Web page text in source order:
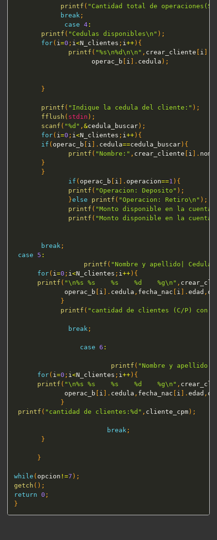
printf ( "Cantidad total de
break ;
case 4 :
printf ( "Cedulas disponibles\n" ) ;
for( i=0 ; i<N_clientes ; i++ ) {
printf ( "%s\n%d\n\n" , crear_cliente i
                    operac_b
i . cedula ) ;
}
printf ( "Indique la cedula del cliente:" ) ;
fflush ( stdin ) ;
scanf ( "%d" , &cedula_buscar ) ;
for( i=0 ; i<N_clientes ; i++ ) {
if ( operac_b i . cedula==cedula_buscar ) {
printf ( "Nombre:" , crear_cliente i .
}
}
if ( operac_b i . operacion==1 ) {
printf ( "Operacion: Deposito" ) ;
}else printf ( "Operacion: Retiro\n" ) ;
printf ( "Monto disponible en la
printf ( "Monto disponible en la cuenta
break ;
case
5 :
printf ( "Nombre y apellido|
for( i=0 ; i<N_clientes ; i++ ) {
printf ( "\n%s %s    %s    %d    %g\n" ,
             operac_b
i . cedula , fecha_nac i . edad ,
}
printf ( "cantidad de clientes (C/P) con
break ;
case 6 :
printf ( "Nombre y
for( i=0 ; i<N_clientes ; i++ ) {
printf ( "\n%s %s    %s    %d    %g\n" ,
             operac_b
i . cedula , fecha_nac i . edad ,
}
printf ( "cantidad de clientes:%d" , cliente_cpm ) ;
break ;
}
}
while ( opcion !=7 ) ;
getch ( ) ;
return 0 ;
}